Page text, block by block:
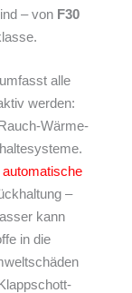
– von F30
umfasst alle
werden:
Wärme-
automatische
–
kann
in die